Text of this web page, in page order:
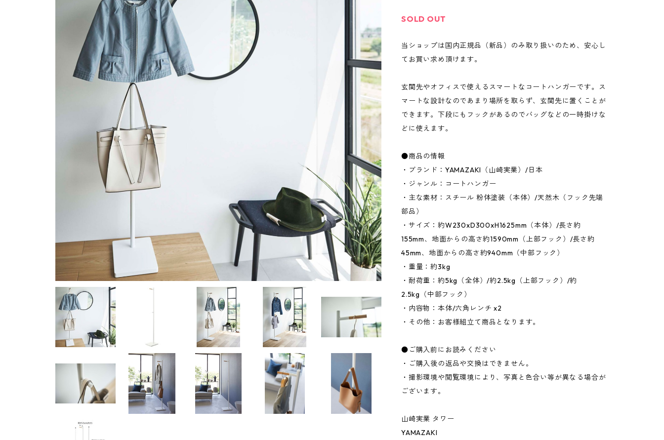
SOLD OUT
当ショップは国内正規品（新品）のみ取り扱いのため、安心し
てお買い求め頂けます。
玄関先やオフィスで使えるスマートなコートハンガーです。ス
マートな設計なのであまり場所を取らず、玄関先に置くことが
できます。下段にもフックがあるのでバッグなどの一時掛けな
どに使えます。
●商品の情報
・ブランド：YAMAZAKI（山崎実業）/日本
・ジャンル：コートハンガー
・主な素材：スチール 粉体塗装（本体）/天然木（フック先端
部品）
・サイズ：約W230xD300xH1625mm（本体）/長さ約
155mm、地面からの高さ約1590mm（上部フック）/長さ約
45mm、地面からの高さ約940mm（中部フック）
・重量：約3kg
・耐荷重：約5kg（全体）/約2.5kg（上部フック）/約
2.5kg（中部フック）
・内容物：本体/六角レンチ x2
・その他：お客様組立て商品となります。
●ご購入前にお読みください
・ご購入後の返品や交換はできません。
・撮影環境や閲覧環境により、写真と色合い等が異なる場合が
ございます。
山崎実業 タワー
YAMAZAKI